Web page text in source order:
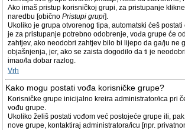
Ako imaš pristup korisničkoj grupi, za pristupanje
naredbu [obično Pristupi grupi].
Ukoliko je grupa otvorenog tipa, automatski ćeš
je za pristupanje potrebno odobrenje, vođa grupe će
zahtjev, ako neodobri zahtjev bilo bi lijepo da ga/ju ne
objašnjenja, jer, ako se zaista dogodilo da ti je
imao/la dobar razlog.
Vrh
Kako mogu postati vođa korisničke grupe?
Korisničke grupe inicijalno kreira administrator/ica pri
vođu grupe.
Ukoliko želiš postati vođom već postojeće grupe ili,
nove grupe, kontaktiraj administratora/icu [npr.